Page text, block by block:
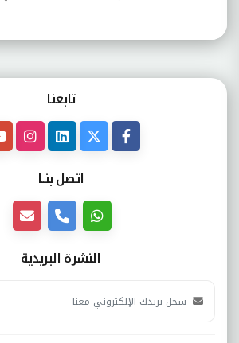
تابعنـا
اتصل بنــا
النشرة البريدية